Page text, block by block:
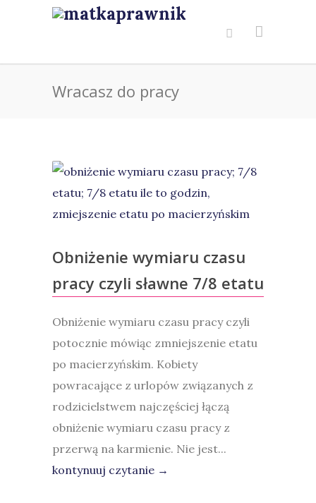
Wracasz do pracy
Obniżenie wymiaru czasu
pracy czyli sławne 7/8 etatu
Obniżenie wymiaru czasu pracy czyli
potocznie mówiąc zmniejszenie etatu
po macierzyńskim. Kobiety
powracające z urlopów związanych z
rodzicielstwem najczęściej łączą
obniżenie wymiaru czasu pracy z
przerwą na karmienie. Nie jest...
kontynuuj czytanie →